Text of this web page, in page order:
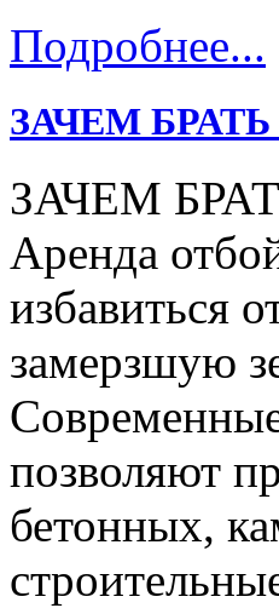
Подробнее...
ЗАЧЕМ
ЗАЧЕМ
Аренда
избавиться
замерзшую
позволяют
бетонных,